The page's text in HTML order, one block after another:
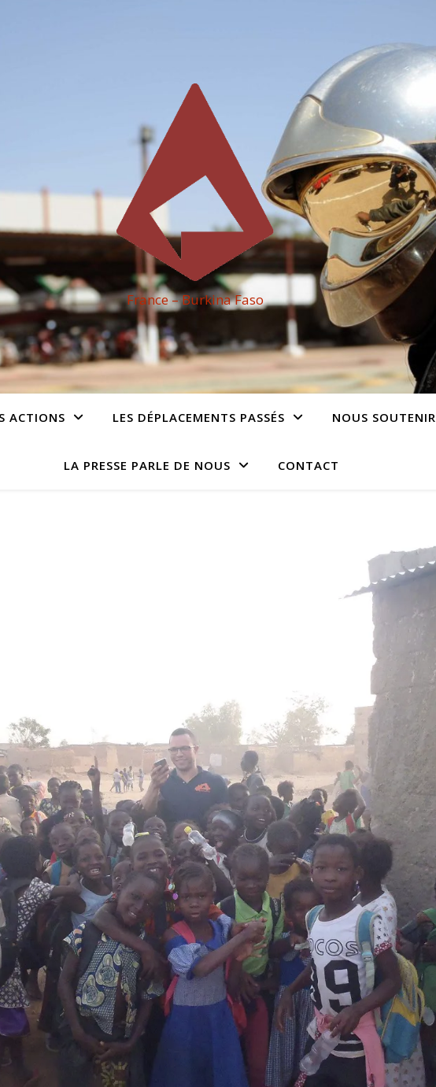
France – Burkina Faso
ACTIONS LES DÉPLACEMENTS PASSÉS NOUS SOUTENIR
LA PRESSE PARLE DE NOUS CONTACT